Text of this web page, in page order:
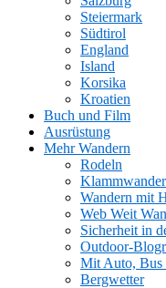
Steiermark
Südtirol
England
Island
Korsika
Kroatien
Buch und Film
Ausrüstung
Mehr Wandern
Rodeln
Wandern mit
Web Weit
Sicherheit in
Outdoor-
Mit Auto, Bus
Bergwetter